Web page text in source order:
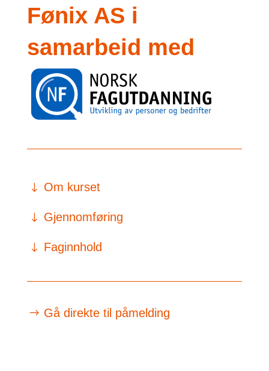
Fønix AS i
samarbeid med
Om kurset
Gjennomføring
Faginnhold
Gå direkte til påmelding